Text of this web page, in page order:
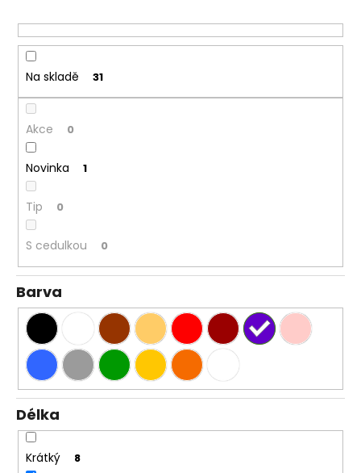
o
d
u
k
ů
Na skladě 31
Akce 0
Novinka 1
Tip 0
S cedulkou 0
Barva
Délka
Krátký 8